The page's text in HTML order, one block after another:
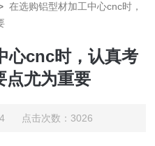
在选购铝型材加工中心cnc时，
心cnc时，认真考
点尤为重要
点击次数：3026